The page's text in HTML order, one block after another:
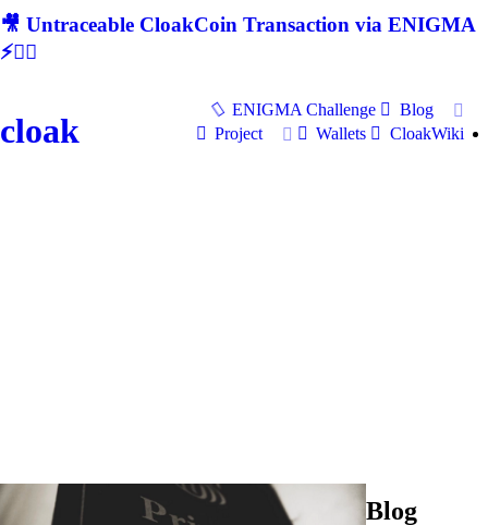
🎥 Untraceable CloakCoin Transaction via ENIGMA
⚡🕵‍♂
cloak
ENIGMA Challenge
Blog
Project
Wallets CloakWiki
Blog